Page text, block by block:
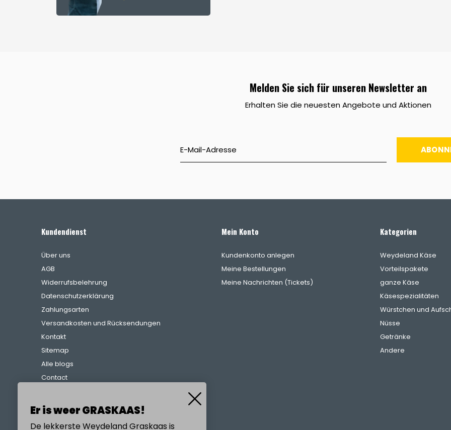
Melden Sie sich für unseren Newsletter an
Erhalten Sie die neuesten Angebote und Aktionen
Kundendienst
Über uns
AGB
Widerrufsbelehrung
Datenschutzerklärung
Zahlungsarten
Versandkosten und Rücksendungen
Kontakt
Sitemap
Alle blogs
Contact
Referenzen
Mein Konto
Kundenkonto anlegen
Meine Bestellungen
Meine Nachrichten (Tickets)
Kategorien
Weydeland Käse
Vorteilspakete
ganze Käse
Käsespezialitäten
Würstchen und
Nüsse
Getränke
Andere
Er is weer GRASKAAS!
De lekkerste Weydeland Graskaas is